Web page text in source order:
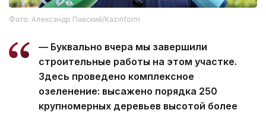
Фото: Александр Павский/Kazinform
— Буквально вчера мы завершили
строительные работы на этом участке.
Здесь проведено комплексное
озеленение: высажено порядка 250
крупномерных деревьев высотой более